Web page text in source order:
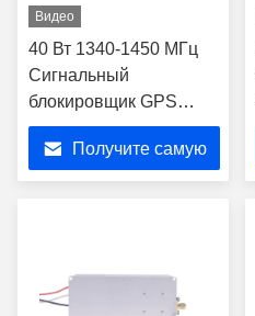
Видео
40 Вт 1340-1450 МГц
Сигнальный
блокировщик GPS
Джаммер Анти
Дронный Модуль OEM
Получите самую